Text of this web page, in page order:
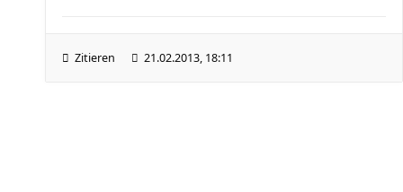
Zitieren 21.02.2013, 18:11